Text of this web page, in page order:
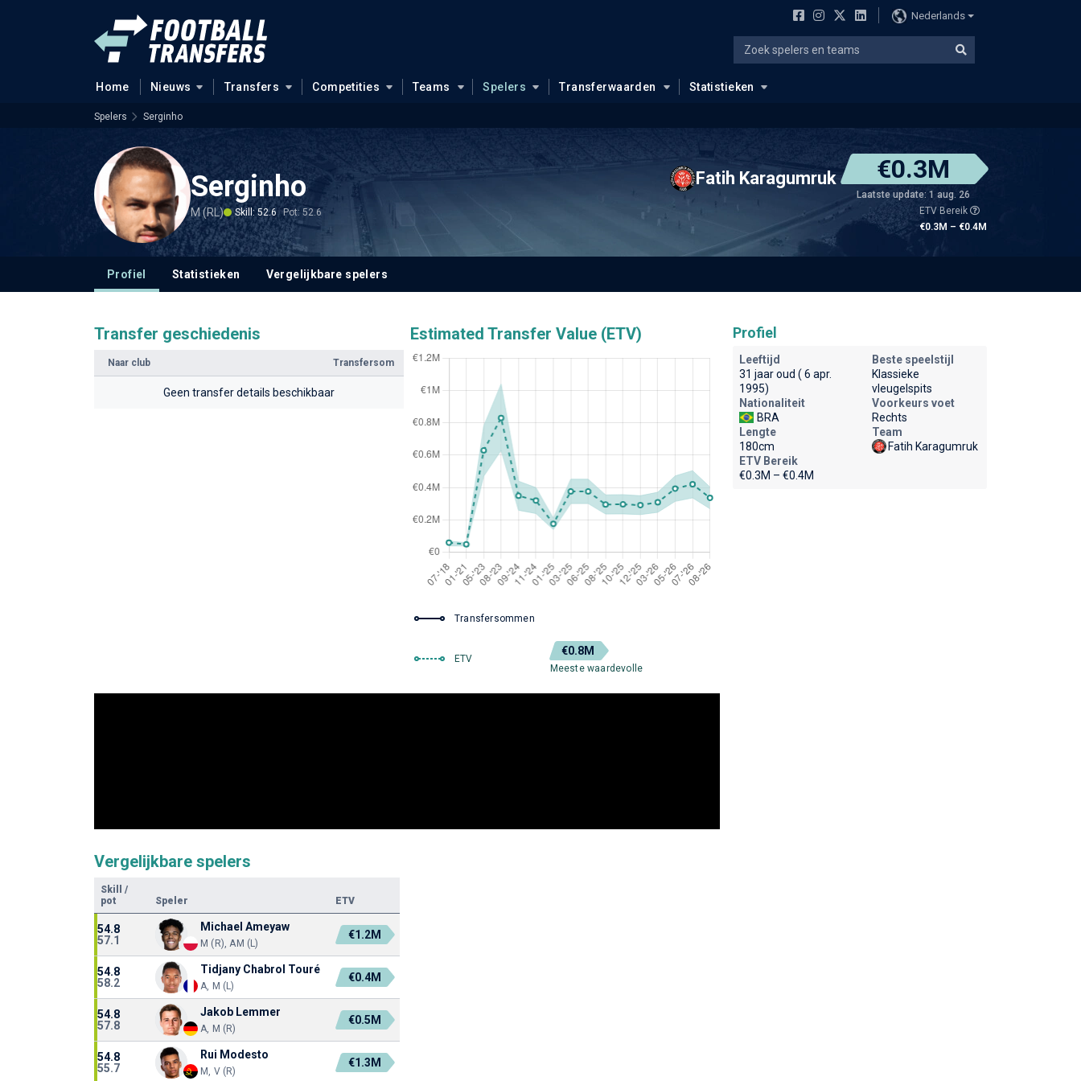
Nederlands
Home Nieuws Transfers Competities Teams Spelers Transferwaarden Statistieken
Spelers Serginho
Serginho
M (RL) Skill: 52.6 Pot: 52.6
Fatih Karagumruk €0.3M
Laatste update: 1 aug. 26
ETV Bereik
€0.3M – €0.4M
Profiel Statistieken Vergelijkbare spelers
Transfer geschiedenis
Naar club Transfersom
Geen transfer details beschikbaar
Estimated Transfer Value (ETV)
Transfersommen
ETV
€0.8M
Meeste waardevolle
Vergelijkbare spelers
Skill
/
pot
Speler ETV
54.8
57.1
Michael Ameyaw
M (R), AM (L)
€1.2M
54.8
58.2
Tidjany Chabrol Touré
A, M (L)
€0.4M
54.8
57.8
Jakob Lemmer
A, M (R)
€0.5M
54.8
55.7
Rui Modesto
M, V (R)
€1.3M
Profiel
Leeftijd
31 jaar oud ( 6 apr.
1995)
Beste speelstijl
Klassieke
vleugelspits
Nationaliteit
BRA
Voorkeurs voet
Rechts
Lengte
180cm
Team
Fatih Karagumruk
ETV Bereik
€0.3M – €0.4M